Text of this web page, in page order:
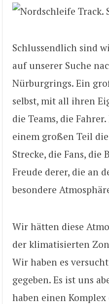
Schlussendlich sind
auf unserer Suche
Nürburgrings. Ein
selbst, mit all ihren
die Teams, die
einem großen Teil
Strecke, die Fans, die
Freude derer, die an
besondere
Wir hätten diese
der klimatisierten
Wir haben es
gegeben. Es ist uns
haben einen